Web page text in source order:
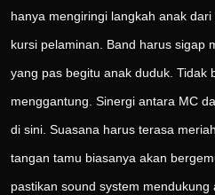
hanya mengiringi langkah anak
kursi pelaminan. Band harus sigap
yang pas begitu anak duduk. Tidak
menggantung. Sinergi antara MC
di sini. Suasana harus terasa
tangan tamu biasanya akan
pastikan sound system